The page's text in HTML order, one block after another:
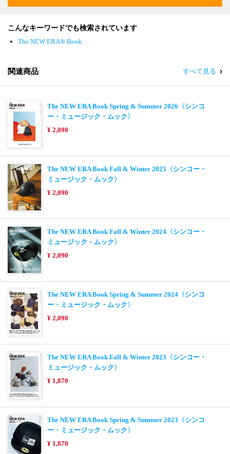
こんなキーワードでも検索されています
The NEW ERA® Book
関連商品 すべて見る
The NEW ERA Book Spring & Summer 2026〈シンコ
ー・ミュージック・ムック〉
¥ 2,090
The NEW ERA Book Fall & Winter 2025〈シンコー・
ミュージック・ムック〉
¥ 2,090
The NEW ERA Book Fall & Winter 2024〈シンコー・
ミュージック・ムック〉
¥ 2,090
The NEW ERA Book Spring & Summer 2024〈シンコ
ー・ミュージック・ムック〉
¥ 2,090
The NEW ERA Book Fall & Winter 2023〈シンコー・
ミュージック・ムック〉
¥ 1,870
The NEW ERA Book Spring & Summer 2023〈シンコ
ー・ミュージック・ムック〉
¥ 1,870